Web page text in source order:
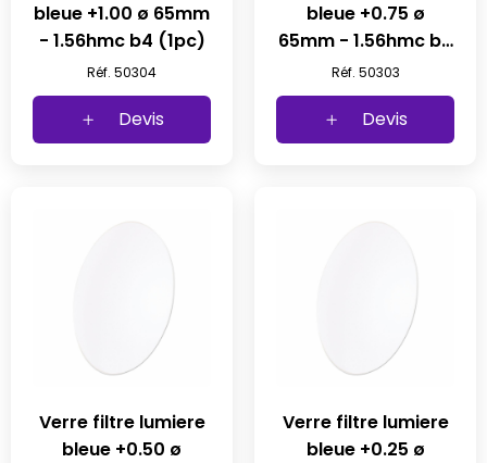
bleue +1.00 ø 65mm
- 1.56hmc b4 (1pc)
Réf. 50304
Devis
bleue +0.75 ø
65mm - 1.56hmc b4
(1pc)
Réf. 50303
Devis
Verre filtre lumiere
bleue +0.50 ø
Verre filtre lumiere
bleue +0.25 ø